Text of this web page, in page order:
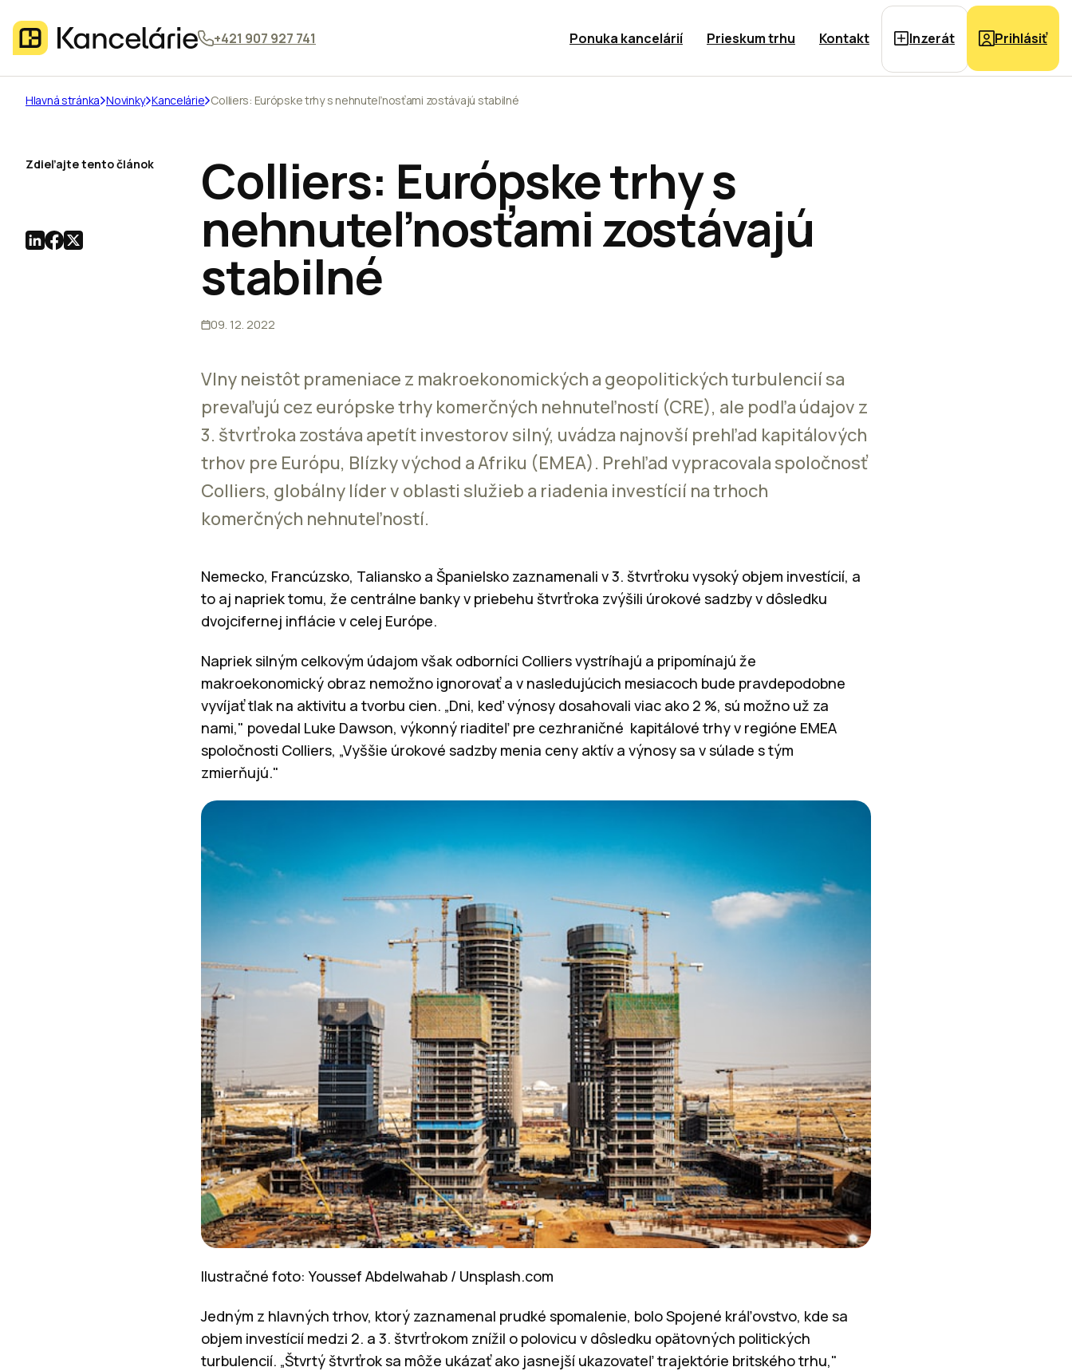
+421 907 927 741 Ponuka kancelárií Prieskum trhu Kontakt Inzerát Prihlásiť
Hlavná stránka Novinky Kancelárie Colliers: Európske trhy s nehnuteľnosťami zostávajú stabilné
Colliers: Európske trhy s
nehnuteľnosťami zostávajú
stabilné
09. 12. 2022
Vlny neistôt prameniace z makroekonomických a geopolitických turbulencií sa
prevaľujú cez európske trhy komerčných nehnuteľností (CRE), ale podľa údajov z
3. štvrťroka zostáva apetít investorov silný, uvádza najnovší prehľad kapitálových
trhov pre Európu, Blízky východ a Afriku (EMEA). Prehľad vypracovala spoločnosť
Colliers, globálny líder v oblasti služieb a riadenia investícií na trhoch
komerčných nehnuteľností.
Nemecko, Francúzsko, Taliansko a Španielsko zaznamenali v 3. štvrťroku vysoký objem investícií, a
to aj napriek tomu, že centrálne banky v priebehu štvrťroka zvýšili úrokové sadzby v dôsledku
dvojcifernej inflácie v celej Európe.
Napriek silným celkovým údajom však odborníci Colliers vystríhajú a pripomínajú že
makroekonomický obraz nemožno ignorovať a v nasledujúcich mesiacoch bude pravdepodobne
vyvíjať tlak na aktivitu a tvorbu cien. „Dni, keď výnosy dosahovali viac ako 2 %, sú možno už za
nami," povedal Luke Dawson, výkonný riaditeľ pre cezhraničné kapitálové trhy v regióne EMEA
spoločnosti Colliers, „Vyššie úrokové sadzby menia ceny aktív a výnosy sa v súlade s tým
zmierňujú."
Ilustračné foto: Youssef Abdelwahab / Unsplash.com
Jedným z hlavných trhov, ktorý zaznamenal prudké spomalenie, bolo Spojené kráľovstvo, kde sa
objem investícií medzi 2. a 3. štvrťrokom znížil o polovicu v dôsledku opätovných politických
turbulencií. „Štvrtý štvrťrok sa môže ukázať ako jasnejší ukazovateľ trajektórie britského trhu,"
Zdieľajte tento článok